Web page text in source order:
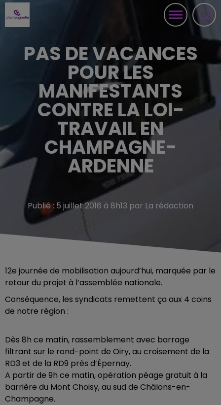
PAS DE VACANCES
POUR LES
MANIFESTANTS
CONTRE LA LOI-
TRAVAIL EN
CHAMPAGNE-
ARDENNE
Publié : 5 juillet 2016 à 8h13 par La rédaction
12e journée de mobilisation aujourd’hui, marquée par le
retour du projet à l’assemblée nationale.
Conséquence, les syndicats remettent ça aux 4 coins
de notre région :
Dès 8h ce matin, rassemblement avec barrage
filtrant sur le rond-point de Oiry, au croisement de la
RD3 et de la RD9 près d’Épernay.
A partir de 9h ce matin, opération péage gratuit à la
barrière du Mont Choisy, au sud de Châlons-en-
Champagne.